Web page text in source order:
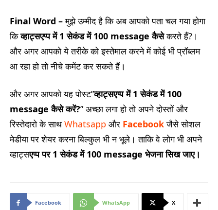
Final Word –मुझे उम्मीद है कि अब आपको पता चल गया होगा
किव्हाट्सएप्पमें 1 सेकंड में 100 message कैसेकरते हैं?।
और अगर आपको ये तरीके को इस्तेमाल करने में कोई भी प्रॉब्लम
आ रहा हो तो नीचे कमेंट कर सकते हैं।
और अगर आपको यह पोस्ट”व्हाट्सएप्पमें 1 सेकंड में 100
message कैसे करें?” अच्छा लगा हो तो अपने दोस्तों और
रिस्तेदारो के साथ Whatsapp और Facebookजैसे सोशल
मेडीया पर शेयर करना बिल्कुल भी न भूले। ताकि वे लोग भी अपने
व्हाट्सएप्प पर 1 सेकंड में 100 message भेजना सिख जाए।
Facebook WhatsApp X